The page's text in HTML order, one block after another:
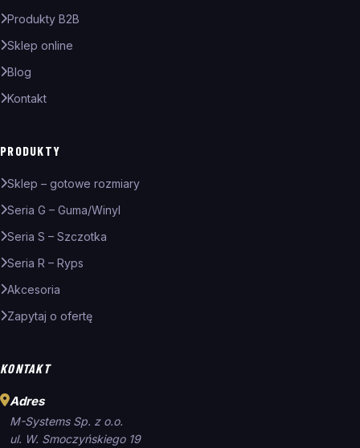
Produkty B2B
Sklep online
Blog
Kontakt
PRODUKTY
Sklep – gotowe rozmiary
Seria G – Guma/Winyl
Seria S – Szczotka
Seria R – Ryps
Akcesoria
Zapytaj o ofertę
KONTAKT
Adres
M-Systems Sp. z o.o.
ul. W. Smoczyńskiego 19